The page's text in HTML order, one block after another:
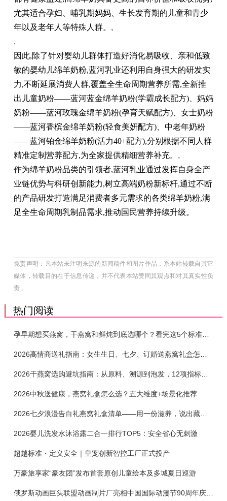
尤其适合孕妇、哺乳期妈妈、生长发育期的儿童和青少
年以及老年人等特殊人群。 ,
,
因此,除了针对婴幼儿群体打造好消化易吸收、亲和低致
敏的婴幼儿绵羊奶粉,蓝河乳业还利用自身强大的研发实
力,不断延展消费人群,覆盖全生命周期营养所需,全新推
出儿童奶粉——蓝河蓝金绵羊奶粉(学霸成长配方)、妈妈
奶粉——蓝河玫瑰金绵羊奶粉(孕育天赋配方)、女士奶粉
——蓝河香槟金绵羊奶粉(轻食美妍配方)、中老年奶粉
——蓝河铂金绵羊奶粉(活力40+配方),分别根据不同人群
精准定制营养配方,为全家提供精细营养补充。 ,
作为绵羊奶粉品类的引领者,蓝河乳业通过发挥自身全产
业链优势与科研创新能力,树立高端奶粉新标杆,通过不断
的产品研发打造满足消费者多元需求的各类绵羊奶粉,满
足全生命周期乳制品需求,推动国民营养持续升级。
免责声明：凡本站未注明来源的新闻稿件和图片作品，系本站转载自其它
媒体，转载目的在于信息传递，并不代表本站赞同其观点和对其真实性负
责 。
热门阅读
孕早期想买燕窝，干燕窝和鲜炖到底选哪个？看完这5个标准再下单
2026干燕窝选购避坑指南：从原料、溯源到泡发，12项指标判断靠谱燕窝
2026中秋送健康，燕窝礼盒怎么选？五大维度+场景化推荐
2026七夕浪漫告白礼燕窝礼盒清单——用一份滋养，说出藏在心底的爱
2026婴儿洗发水沐浴露二合一排行TOP5：安全省心无刺激
超越标准・定义安全｜皇宠创新智控工厂正式投产
万豪旅享家“豪友团”发布首套原创儿童绘本及多城夏日巡游
俄罗斯动画巨头联盟动画制片厂亮相中国国际动漫节90周年庆开启中国之旅新篇章